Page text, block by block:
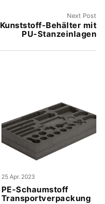
Next Post
Kunststoff-Behälter mit
PU-Stanzeinlagen
25 Apr. 2023
PE-Schaumstoff
Transportverpackung